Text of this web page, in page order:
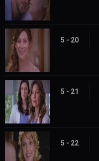
5 - 20
5 - 21
5 - 22